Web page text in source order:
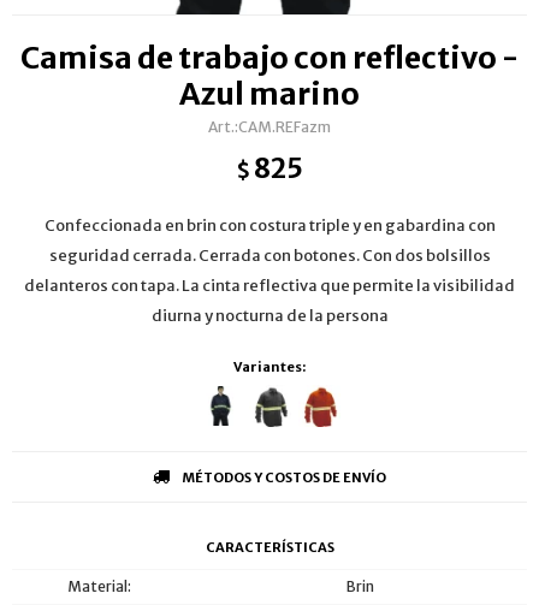
Camisa de trabajo con reflectivo -
Azul marino
CAM.REFazm
$ 825
Confeccionada en brin con costura triple y en gabardina con
seguridad cerrada. Cerrada con botones. Con dos bolsillos
delanteros con tapa. La cinta reflectiva que permite la visibilidad
diurna y nocturna de la persona
Variantes:
MÉTODOS Y COSTOS DE ENVÍO
CARACTERÍSTICAS
Material
Brin